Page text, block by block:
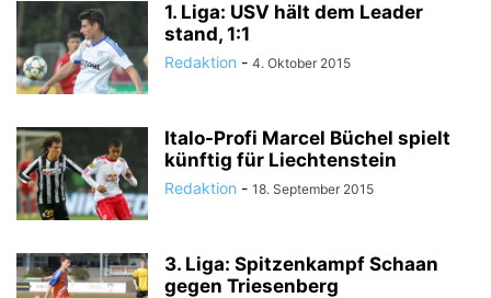
1. Liga: USV hält dem Leader
stand, 1:1
Redaktion - 4. Oktober 2015
Italo-Profi Marcel Büchel spielt
künftig für Liechtenstein
Redaktion - 18. September 2015
3. Liga: Spitzenkampf Schaan
gegen Triesenberg